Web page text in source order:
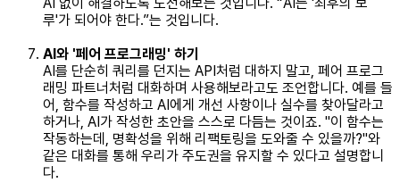
루'가 되어야 한다.”는 것입니다.
AI와 '페어 프로그래밍' 하기
AI를 단순히 쿼리를 던지는 API처럼 대하지 말고, 페어 프로그
래밍 파트너처럼 대화하며 사용해보라고도 조언합니다. 예를 들
어, 함수를 작성하고 AI에게 개선 사항이나 실수를 찾아달라고
하거나, AI가 작성한 초안을 스스로 다듬는 것이죠. "이 함수는
작동하는데, 명확성을 위해 리팩토링을 도와줄 수 있을까?"와
같은 대화를 통해 우리가 주도권을 유지할 수 있다고 설명합니
다.